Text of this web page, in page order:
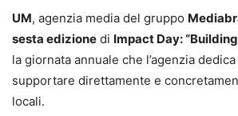
UM, agenzia media del gruppo
sesta edizione di Impact Day:
la giornata annuale che l’agenzia
supportare direttamente e
locali.